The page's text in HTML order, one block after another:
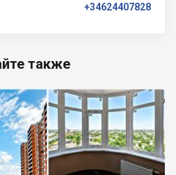
также
+34624407828